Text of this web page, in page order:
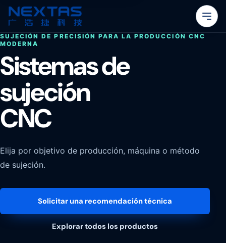
SUJECIÓN DE PRECISIÓN PARA LA PRODUCCIÓN CNC
MODERNA
Sistemas de
sujeción
CNC
Elija por objetivo de producción, máquina o método
de sujeción.
Solicitar una recomendación técnica
Explorar todos los productos